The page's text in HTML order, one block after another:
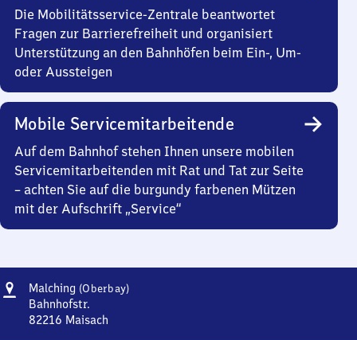
Die Mobilitätsservice-Zentrale beantwortet
Fragen zur Barrierefreiheit und organisiert
Unterstützung an den Bahnhöfen beim Ein-, Um-
oder Aussteigen
Mobile Servicemitarbeitende
Auf dem Bahnhof stehen Ihnen unsere mobilen
Servicemitarbeitenden mit Rat und Tat zur Seite
– achten Sie auf die burgundy farbenen Mützen
mit der Aufschrift „Service“
Adresse
Malching (Oberbay)Malching
Bahnhofstr.
82216 Maisach